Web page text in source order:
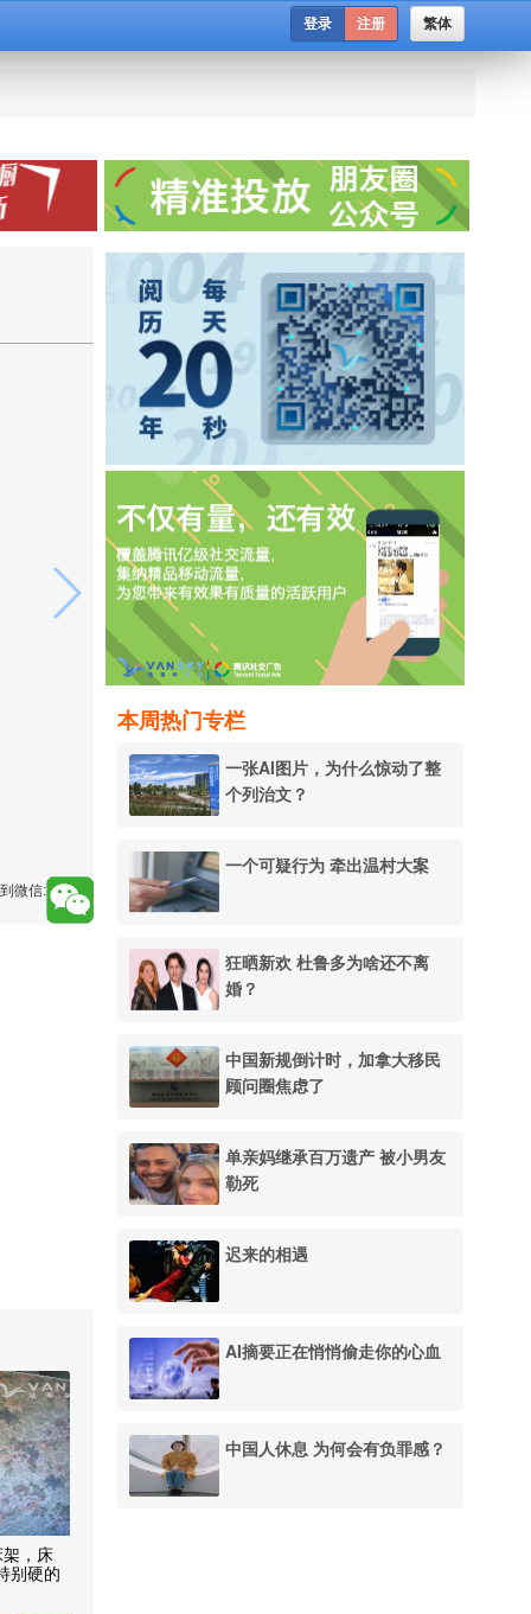
繁体
登录 注册
本周热门专栏
一张AI图片，为什么惊动了整
个列治文？
一个可疑行为 牵出温村大案
狂晒新欢 杜鲁多为啥还不离
婚？
中国新规倒计时，加拿大移民
顾问圈焦虑了
单亲妈继承百万遗产 被小男友
勒死
迟来的相遇
AI摘要正在悄悄偷走你的心血
中国人休息 为何会有负罪感？
微信:
，床
别硬的